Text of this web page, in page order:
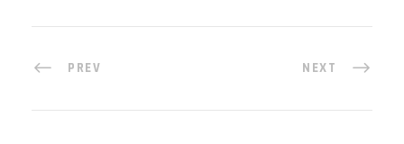
PREV NEXT